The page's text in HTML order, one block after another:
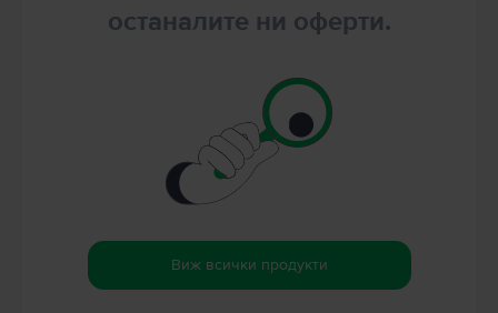
останалите ни оферти.
Виж всички продукти